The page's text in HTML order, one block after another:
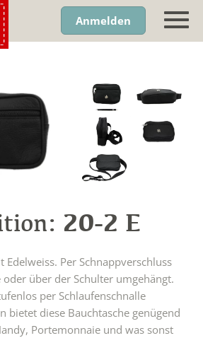
Anmelden
20-2 E
Edelweiss. Per Schnappverschluss
über der Schulter umgehängt.
per Schlaufenschnalle
bietet diese Bauchtasche genügend
Portemonnaie und was sonst